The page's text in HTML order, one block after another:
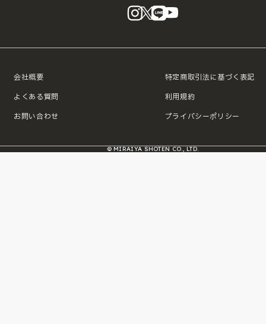
instagram
X LINE
会社概要
よくある質問
お問い合わせ
特定商取引法に基づく表記
利用規約
プライバシーポリシー
© MIRAIYA SHOTEN CO., LTD.